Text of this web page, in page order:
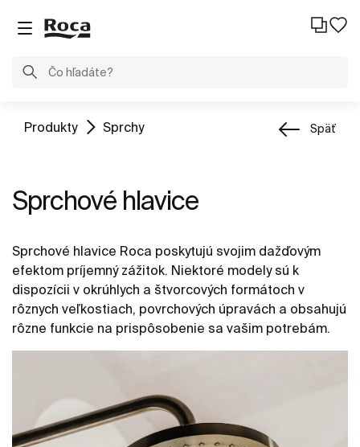
Produkty Sprchy Späť
Sprchové hlavice
Sprchové hlavice Roca poskytujú svojim dažďovým
efektom príjemný zážitok. Niektoré modely sú k
dispozícii v okrúhlych a štvorcových formátoch v
rôznych veľkostiach, povrchových úpravách a obsahujú
rôzne funkcie na prispôsobenie sa vašim potrebám.